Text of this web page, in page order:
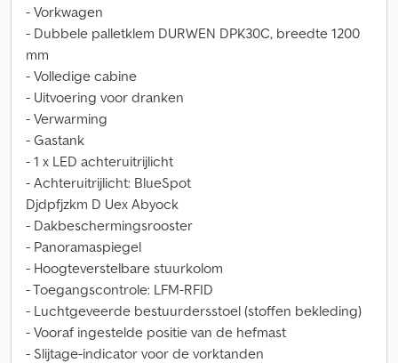
- Vorkwagen
- Dubbele palletklem DURWEN DPK30C, breedte 1200
mm
- Volledige cabine
- Uitvoering voor dranken
- Verwarming
- Gastank
- 1 x LED achteruitrijlicht
- Achteruitrijlicht: BlueSpot
Djdpfjzkm D Uex Abyock
- Dakbeschermingsrooster
- Panoramaspiegel
- Hoogteverstelbare stuurkolom
- Toegangscontrole: LFM-RFID
- Luchtgeveerde bestuurdersstoel (stoffen bekleding)
- Vooraf ingestelde positie van de hefmast
- Slijtage-indicator voor de vorktanden